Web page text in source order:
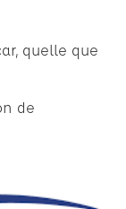
quelle que
de